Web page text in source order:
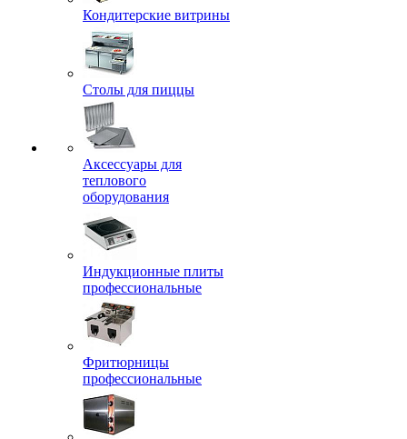
Кондитерские витрины
Столы для пиццы
Аксессуары для
теплового
оборудования
Индукционные плиты
профессиональные
Фритюрницы
профессиональные